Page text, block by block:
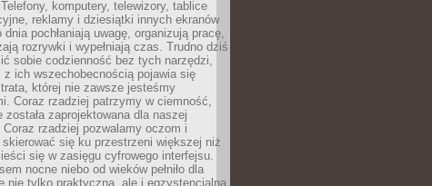
Telefony, komputery, telewizory, tablice
reklamy i dziesiątki innych ekranów
dnia pochłaniają uwagę, organizują pracę,
rozrywki i wypełniają czas. Trudno dziś
sobie codzienność bez tych narzędzi,
z ich wszechobecnością pojawia się
której nie zawsze jesteśmy
Coraz rzadziej patrzymy w ciemność,
została zaprojektowana dla naszej
Coraz rzadziej pozwalamy oczom i
się ku przestrzeni większej niż
się w zasięgu cyfrowego interfejsu.
nocne niebo od wieków pełniło dla
nie tylko praktyczną, ale i egzystencjalną.